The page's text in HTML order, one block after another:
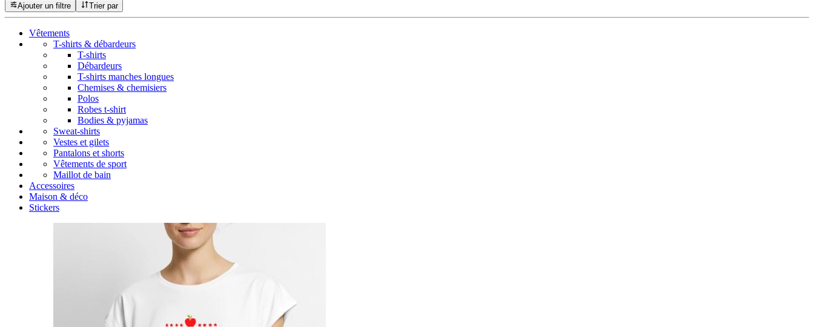
Ajouter un filtre
Trier par
Vêtements
T-shirts & débardeurs
T-shirts
Débardeurs
T-shirts manches longues
Chemises & chemisiers
Polos
Robes t-shirt
Bodies & pyjamas
Sweat-shirts
Vestes et gilets
Pantalons et shorts
Vêtements de sport
Maillot de bain
Accessoires
Maison & déco
Stickers